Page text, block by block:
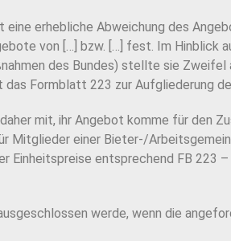
erhebliche Abweichung des
von […] bzw. […] fest. Im Hinblick
des Bundes) stellte sie
Formblatt 223 zur Aufgliederung
mit, ihr Angebot komme für den
Mitglieder einer Bieter-/
entsprechend FB 223
werde, wenn die